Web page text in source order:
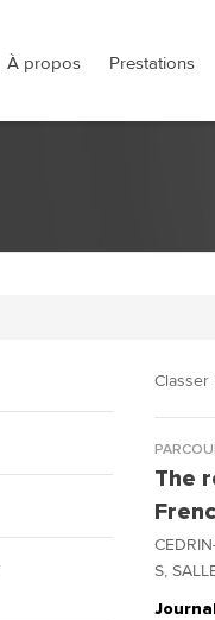
À propos Prestations
The
S,